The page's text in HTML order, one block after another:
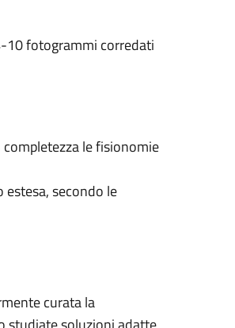
10 fotogrammi corredati
le fisionomie
secondo le
curata la